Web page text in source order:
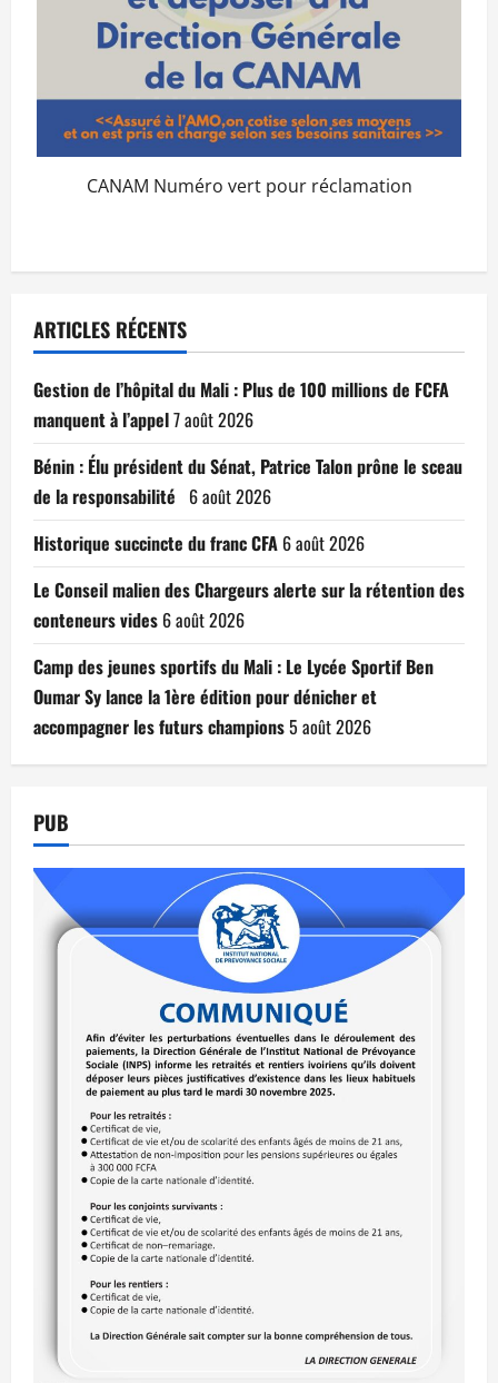
CANAM Numéro vert pour réclamation
ARTICLES RÉCENTS
Gestion de l’hôpital du Mali : Plus de 100 millions de FCFA
manquent à l’appel7 août 2026
Bénin : Élu président du Sénat, Patrice Talon prône le sceau
de la responsabilité 6 août 2026
Historique succincte du franc CFA 6 août 2026
Le Conseil malien des Chargeurs alerte sur la rétention des
conteneurs vides 6 août 2026
Camp des jeunes sportifs du Mali : Le Lycée Sportif Ben
Oumar Sy lance la 1ère édition pour dénicher et
accompagner les futurs champions5 août 2026
PUB